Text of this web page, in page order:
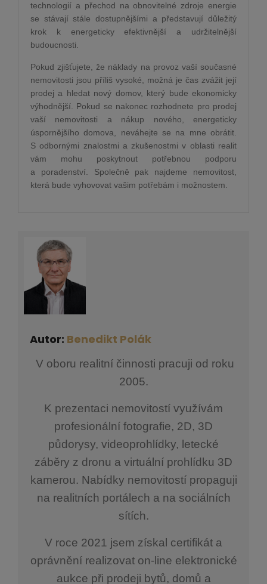
technologií a přechod na obnovitelné zdroje energie
se stávají stále dostupnějšími a představují důležitý
krok k energeticky efektivnější a udržitelnější
budoucnosti.
Pokud zjišťujete, že náklady na provoz vaší současné
nemovitosti jsou příliš vysoké, možná je čas zvážit její
prodej a hledat nový domov, který bude ekonomicky
výhodnější. Pokud se nakonec rozhodnete pro prodej
vaší nemovitosti a nákup nového, energeticky
úspornějšího domova, neváhejte se na mne obrátit.
S odbornými znalostmi a zkušenostmi v oblasti realit
vám mohu poskytnout potřebnou podporu
a poradenství. Společně pak najdeme nemovitost,
která bude vyhovovat vašim potřebám i možnostem.
Autor: Benedikt Polák
V oboru realitní činnosti pracuji od roku
2005.
K prezentaci nemovitostí využívám
profesionální fotografie, 2D, 3D
půdorysy, videoprohlídky, letecké
záběry z dronu a virtuální prohlídku 3D
kamerou. Nabídky nemovitostí propaguji
na realitních portálech a na sociálních
sítích.
V roce 2021 jsem získal certifikát a
oprávnění realizovat on-line elektronické
aukce při prodeji bytů, domů a